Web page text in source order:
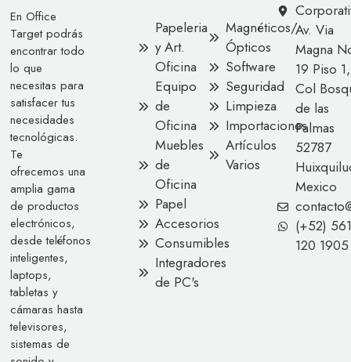
En Office
Target podrás
encontrar todo
lo que
necesitas para
satisfacer tus
necesidades
tecnológicas.
Te
ofrecemos una
amplia gama
de productos
electrónicos,
desde teléfonos
inteligentes,
laptops,
tabletas y
cámaras hasta
televisores,
sistemas de
Papeleria
y Art.
Oficina
Equipo
de
Oficina
Muebles
de
Oficina
Papel
Accesorios
Consumibles
Integradores
de PC's
Magnéticos/
Ópticos
Software
Seguridad
Limpieza
Importaciones
Artículos
Varios
Av. Via
Magna
19 Piso 1,
Col
de las
Palmas
52787
Mexico
(+52) 561
120 1905